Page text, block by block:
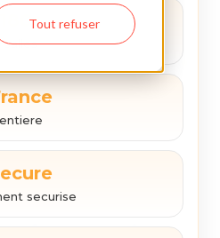
Tout refuser
180+
salles
entiere
securise